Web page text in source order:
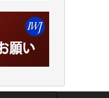
。IWJの危
ですが病気
一杯のカン
取材記事
要な知的財